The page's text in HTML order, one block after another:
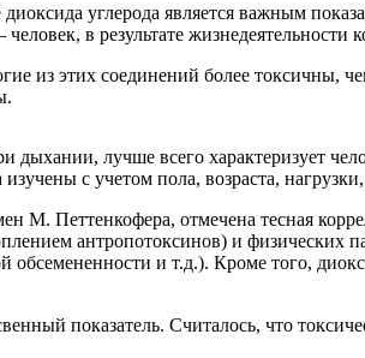
углерода является важным
в результате жизнедеятельности
из этих соединений более токсичны,
лучше всего характеризует
изучены с учетом пола, возраста,
М. Петтенкофера, отмечена тесная
антропотоксинов) и
обсемененности и т.д.). Кроме того,
показатель. Считалось, что